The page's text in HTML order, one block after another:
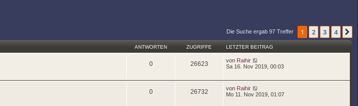
Die Suche ergab 97 Treffer 1 2 3 4
ANTWORTEN ZUGRIFFE LETZTER BEITRAG
0 26623 von Raihir
Sa 16. Nov 2019, 00:03
0 26732 von Raihir
Mo 11. Nov 2019, 01:07